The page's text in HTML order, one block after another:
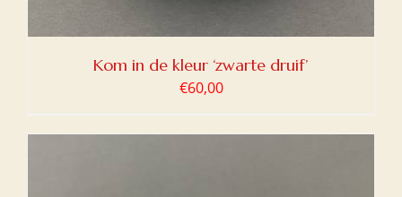
Kom in de kleur ‘zwarte druif’
€60,00